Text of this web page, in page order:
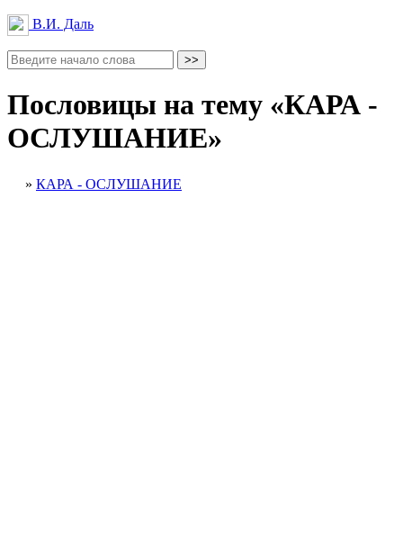
В.И. Даль
Пословицы на тему «КАРА -
ОСЛУШАНИЕ»
» КАРА - ОСЛУШАНИЕ